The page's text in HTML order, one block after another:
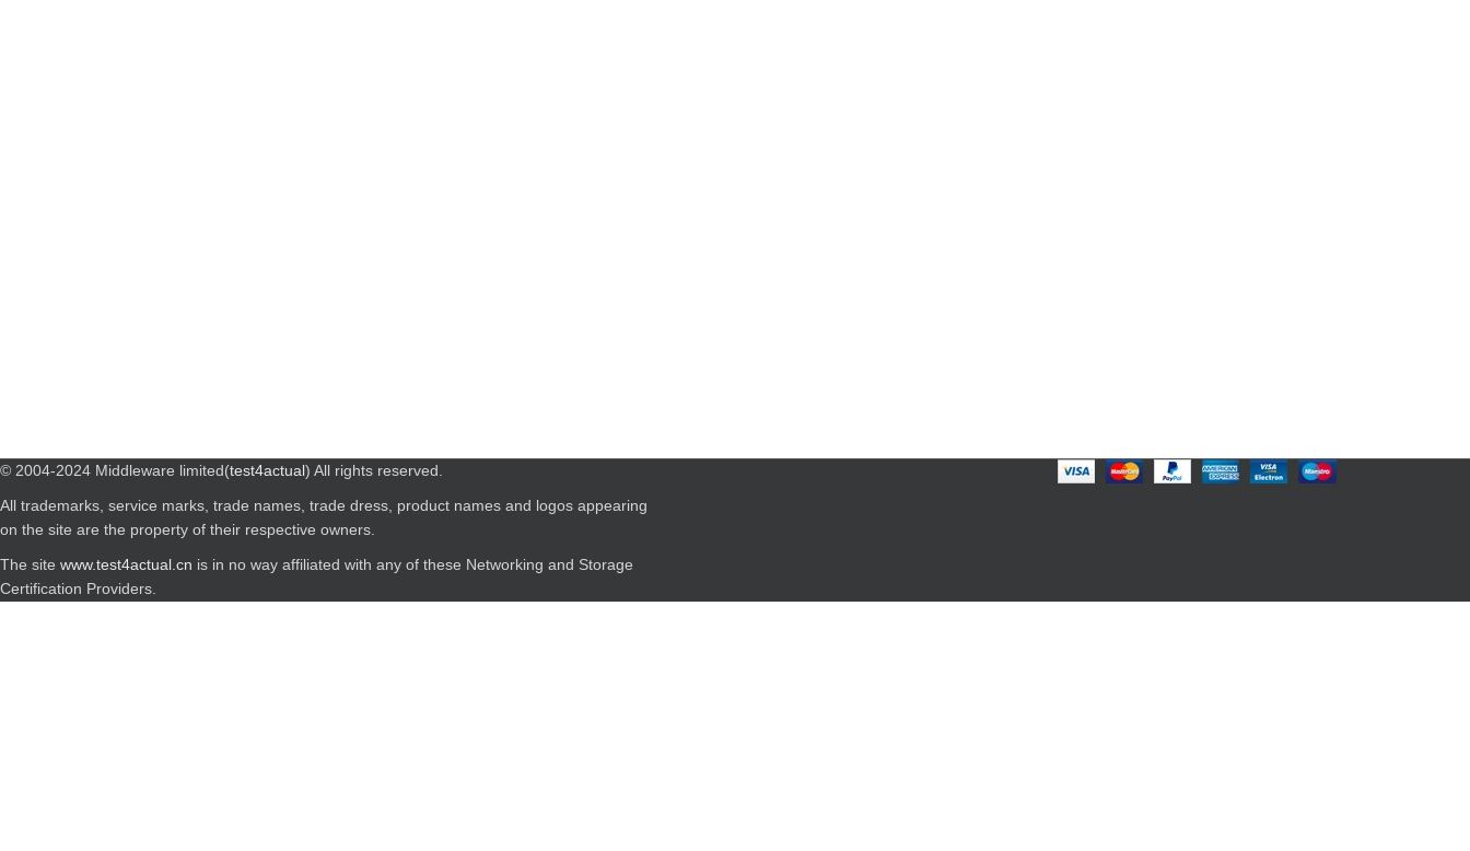
© 2004-2024 Middleware limited(test4actual) All rights reserved.
All trademarks, service marks, trade names, trade dress, product names and logos appearing
on the site are the property of their respective owners.
The site www.test4actual.cn is in no way affiliated with any of these Networking and Storage
Certification Providers.